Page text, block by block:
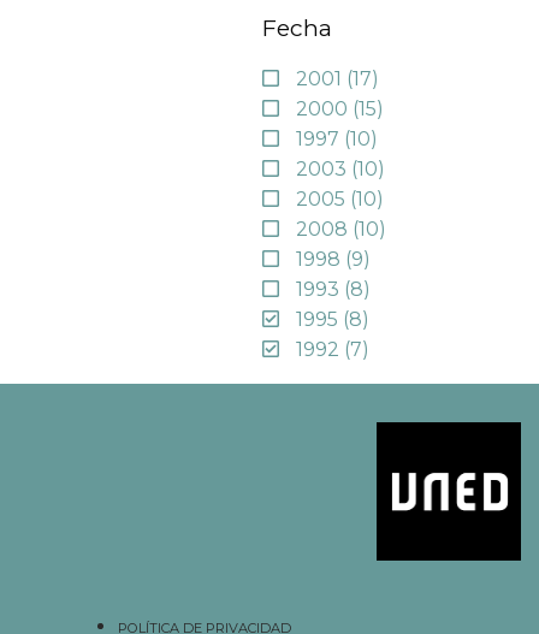
Fecha
2001 (17)
2000 (15)
1997 (10)
2003 (10)
2005 (10)
2008 (10)
1998 (9)
1993 (8)
1995 (8)
1992 (7)
POLÍTICA DE PRIVACIDAD